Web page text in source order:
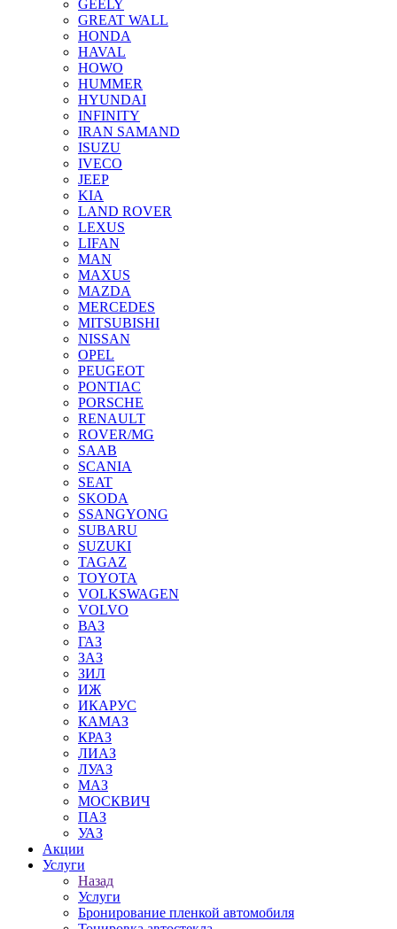
GEELY
GREAT WALL
HONDA
HAVAL
HOWO
HUMMER
HYUNDAI
INFINITY
IRAN SAMAND
ISUZU
IVECO
JEEP
KIA
LAND ROVER
LEXUS
LIFAN
MAN
MAXUS
MAZDA
MERCEDES
MITSUBISHI
NISSAN
OPEL
PEUGEOT
PONTIAC
PORSCHE
RENAULT
ROVER/MG
SAAB
SCANIA
SEAT
SKODA
SSANGYONG
SUBARU
SUZUKI
TAGAZ
TOYOTA
VOLKSWAGEN
VOLVO
ВАЗ
ГАЗ
ЗАЗ
ЗИЛ
ИЖ
ИКАРУС
КАМАЗ
КРАЗ
ЛИАЗ
ЛУАЗ
МАЗ
МОСКВИЧ
ПАЗ
УАЗ
Акции
Услуги
Назад
Услуги
Бронирование пленкой автомобиля